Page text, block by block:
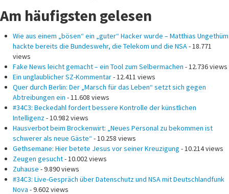
Am häufigsten gelesen
Wie aus einem „bösen“ ein „guter“ Hacker wurde – Matthias Ungethüm
hackte bereits die Bundeswehr, die Telekom und die NSA - 18.771
views
Fake News leicht gemacht – ein Tool zum Selbermachen - 12.736 views
Ein unglaublicher SZ-Kommentar- 12.411 views
Quer durch Berlin: Der „Marsch für das Leben“ setzt sich gegen
Abtreibungen ein - 11.608 views
#34C3: Beckedahl fordert bessere Kontrolle der künstlichen
Intelligenz - 10.982 views
Hausverbot beim Brockenwirt: „Neues Personal zu bekommen ist
schwerer als neue Gäste“- 10.258 views
Gethsemane: Hier betete Jesus vor seiner Kreuzigung - 10.214 views
Zeugen gesucht- 10.002 views
Zuhause - 9.890 views
#34C3: Live-Gespräch über Datenschutz und NSA mit Deutschlandfunk
Nova - 9.602 views